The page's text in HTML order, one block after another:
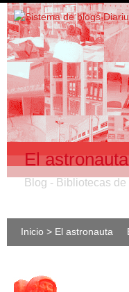
El
Blog - Bibliotecas
Inicio > El astronauta